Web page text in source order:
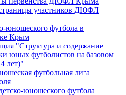
участников ДЮФЛ
юношеского футбола в
Крым
"Структура и содержание
юных футболистов на базовом
лет)"
футбольная лига
юношеского футбола